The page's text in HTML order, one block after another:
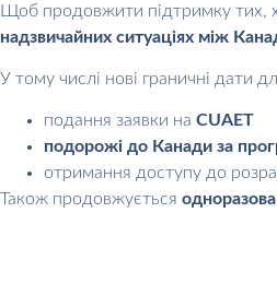
Щоб продовжити підтримку тих,
надзвичайних ситуаціях між
У тому числі нові граничні дати
подання заявки на CUAET
подорожі до Канади за
отримання доступу до
Також продовжується